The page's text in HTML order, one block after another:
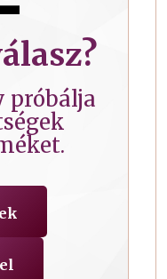
próbálja